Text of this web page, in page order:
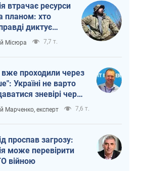
втрачає ресурси
планом: хто
диктує
війни
Місюра 7,7 т.
проходили через
Україні не варто
зневірі через
терор
Марченко, експерт 7,6 т.
проспав загрозу:
може перевірити
війною